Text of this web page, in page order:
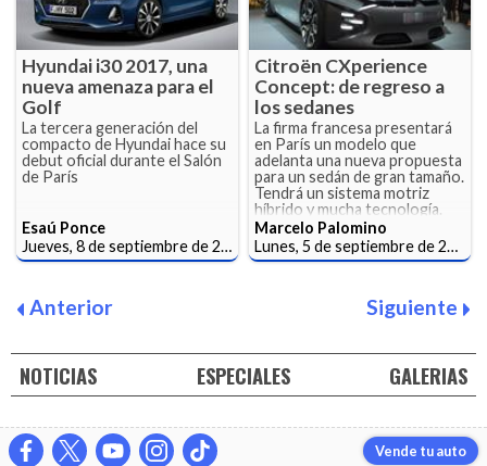
Hyundai i30 2017, una
nueva amenaza para el
Golf
La tercera generación del
compacto de Hyundai hace su
debut oficial durante el Salón
de París
Esaú Ponce
Jueves, 8 de septiembre de 2016
Citroën CXperience
Concept: de regreso a
los sedanes
La firma francesa presentará
en París un modelo que
adelanta una nueva propuesta
para un sedán de gran tamaño.
Tendrá un sistema motriz
híbrido y mucha tecnología.
Marcelo Palomino
Lunes, 5 de septiembre de 2016
Anterior Siguiente
NOTICIAS ESPECIALES GALERIAS
Vende tu auto